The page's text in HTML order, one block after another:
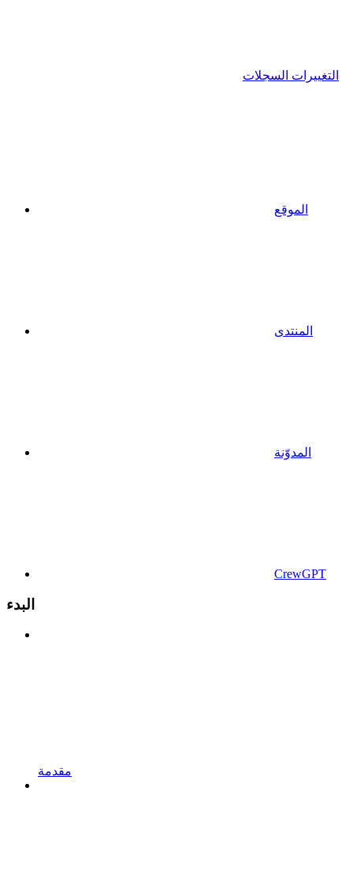
التغييرات السجلات
الموقع
المنتدى
المدوّنة
CrewGPT
البدء
مقدمة